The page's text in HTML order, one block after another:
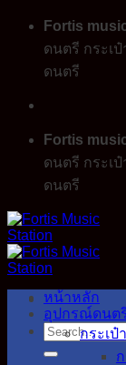
Skip
content
Fortis
ดนตรี กระเ
ดนตรี
Fortis
ดนตรี กระเ
ดนตรี
Search
for:
หน้าหลัก
อุปกรณ์ดนต
กระเป๋